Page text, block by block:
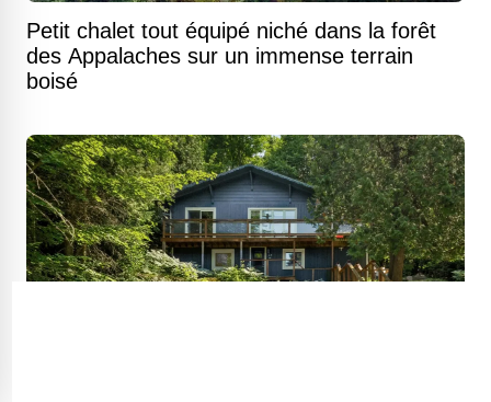
Petit chalet tout équipé niché dans la forêt
des Appalaches sur un immense terrain
boisé